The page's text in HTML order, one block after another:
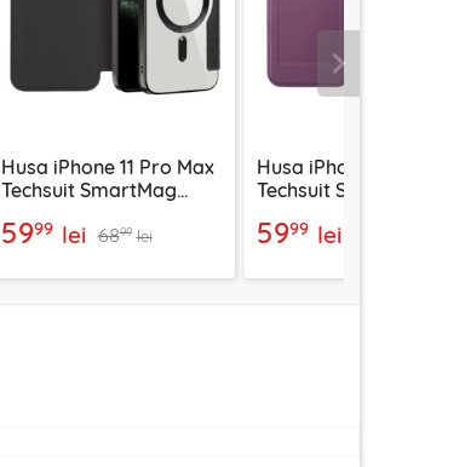
Husa iPhone 11 Pro Max
Techsuit SmartMag
5999 lei 6899 lei
Husa iPhone 11 Pro
Techsuit SmartMag
5999 lei